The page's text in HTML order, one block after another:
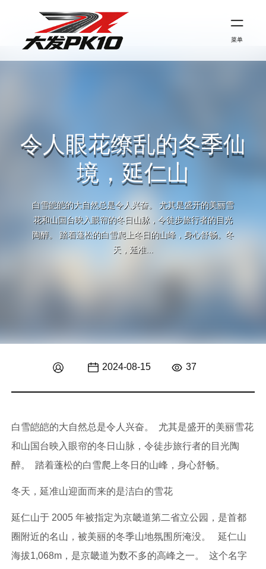
令人眼花缭乱的冬季仙
境，延仁山
白雪皑皑的大自然总是令人兴奋。 尤其是盛开的美丽雪
花和山国台映入眼帘的冬日山脉，令徒步旅行者的目光
陶醉。 踏着蓬松的白雪爬上冬日的山峰，身心舒畅。冬
天，延准...
2024-08-15 37
白雪皑皑的大自然总是令人兴奋。 尤其是盛开的美丽雪花
和山国台映入眼帘的冬日山脉，令徒步旅行者的目光陶
醉。 踏着蓬松的白雪爬上冬日的山峰，身心舒畅。
冬天，延准山迎面而来的是洁白的雪花
延仁山于 2005 年被指定为京畿道第二省立公园，是首都
圈附近的名山，被美丽的冬季山地氛围所淹没。 延仁山
海拔1,068m，是京畿道为数不多的高峰之一。 这个名字
菜单